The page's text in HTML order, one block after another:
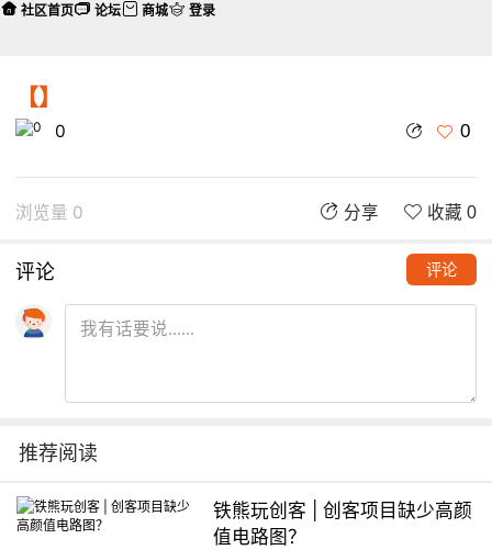
【】
0 0
浏览量 0 分享 收藏 0
评论 评论
推荐阅读
铁熊玩创客 | 创客项目缺少高颜
值电路图？
社区首页 论坛 商城 登录